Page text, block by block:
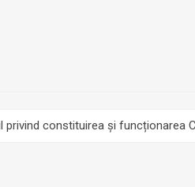
constituirea și funcționarea